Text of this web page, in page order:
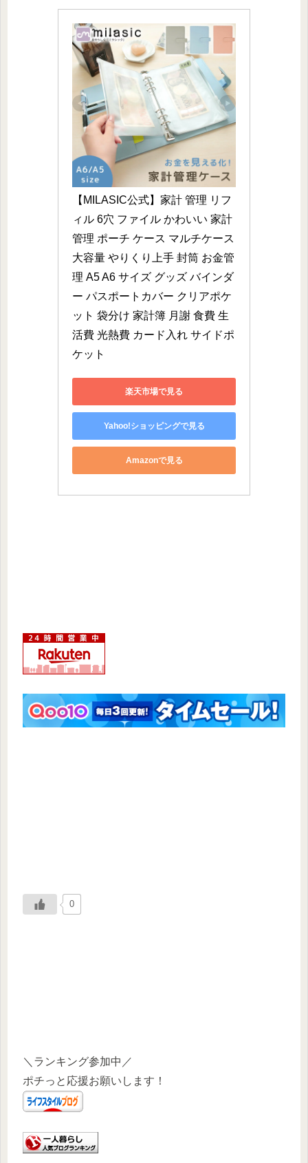
【MILASIC公式】家計 管理 リフ
ィル 6穴 ファイル かわいい 家計
管理 ポーチ ケース マルチケース
大容量 やりくり上手 封筒 お金管
理 A5 A6 サイズ グッズ バインダ
ー パスポートカバー クリアポケ
ット 袋分け 家計簿 月謝 食費 生
活費 光熱費 カード入れ サイドポ
ケット
楽天市場で見る
Yahoo!ショッピングで見る
Amazonで見る
0
＼ランキング参加中／
ポチっと応援お願いします！